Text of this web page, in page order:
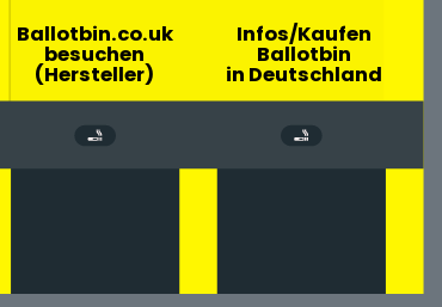
mit
Ballotbin.co.uk
besuchen
(Hersteller)
Infos/Kaufen
Ballotbin
in Deutschland